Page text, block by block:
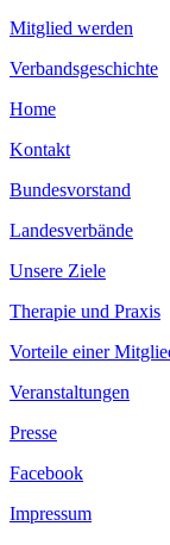
Mitglied werden
Verbandsgeschichte
Home
Kontakt
Bundesvorstand
Landesverbände
Unsere Ziele
Therapie und Praxis
Vorteile einer
Veranstaltungen
Presse
Facebook
Impressum